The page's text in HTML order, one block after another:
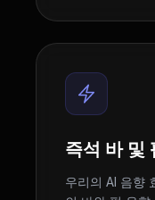
즉석 바 및
우리의 AI 음향